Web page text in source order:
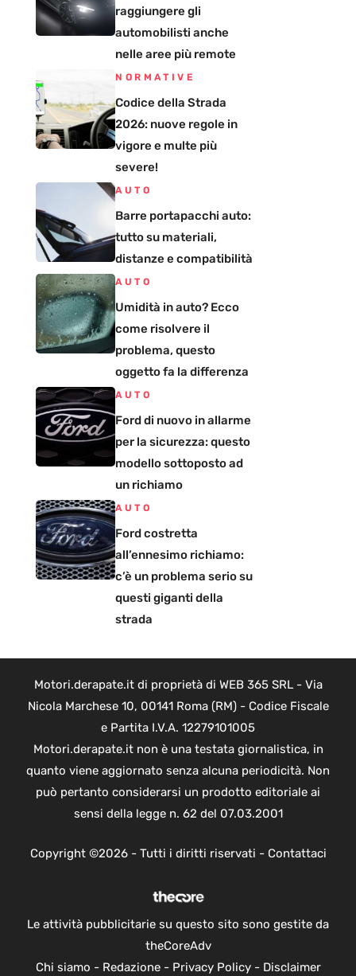
raggiungere gli
automobilisti anche
nelle aree più remote
NORMATIVE
Codice della Strada
2026: nuove regole in
vigore e multe più
severe!
AUTO
Barre portapacchi auto:
tutto su materiali,
distanze e compatibilità
AUTO
Umidità in auto? Ecco
come risolvere il
problema, questo
oggetto fa la differenza
AUTO
Ford di nuovo in allarme
per la sicurezza: questo
modello sottoposto ad
un richiamo
AUTO
Ford costretta
all’ennesimo richiamo:
c’è un problema serio su
questi giganti della
strada
Motori.derapate.it di proprietà di WEB 365 SRL - Via
Nicola Marchese 10, 00141 Roma (RM) - Codice Fiscale
e Partita I.V.A. 12279101005
Motori.derapate.it non è una testata giornalistica, in
quanto viene aggiornato senza alcuna periodicità. Non
può pertanto considerarsi un prodotto editoriale ai
sensi della legge n. 62 del 07.03.2001
Copyright ©2026 - Tutti i diritti riservati - Contattaci
Le attività pubblicitarie su questo sito sono gestite da
theCoreAdv
Chi siamo - Redazione- Privacy Policy- Disclaimer